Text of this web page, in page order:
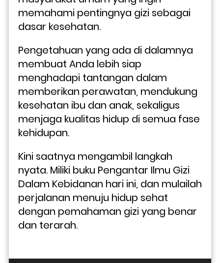
memahami pentingnya gizi sebagai
dasar kesehatan.
Pengetahuan yang ada di dalamnya
membuat Anda lebih siap
menghadapi tantangan dalam
memberikan perawatan, mendukung
kesehatan ibu dan anak, sekaligus
menjaga kualitas hidup di semua fase
kehidupan.
Kini saatnya mengambil langkah
nyata. Miliki buku Pengantar Ilmu Gizi
Dalam Kebidanan hari ini, dan mulailah
perjalanan menuju hidup sehat
dengan pemahaman gizi yang benar
dan terarah.